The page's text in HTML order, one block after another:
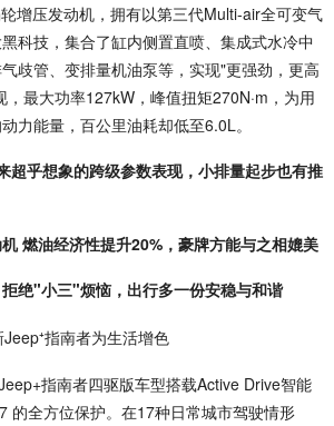
增压发动机，拥有以第三代Multi-air全可变气
科技，集合了缸内侧置直喷、集成式水冷中
歧管、变排量机油泵等，实现"更强劲，更高
最大功率127kW，峰值扭矩270N·m，为用
力能量，百公里油耗却低至6.0L。
超乎想象的跨级参数表现，小排量起步也有推
燃油经济性提升20%，豪牌方能与之相媲美
绝"小三"烦恼，出行多一份安稳与和谐
指南者四驱版车型搭载Active Drive智能
的全方位保护。在17种日常城市驾驶情形